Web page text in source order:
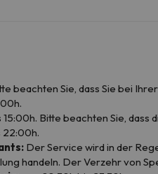
beachten Sie, dass Sie bei
15:00h. Bitte beachten Sie,
22:00h.
Der Service wird in der
handeln. Der Verzehr von